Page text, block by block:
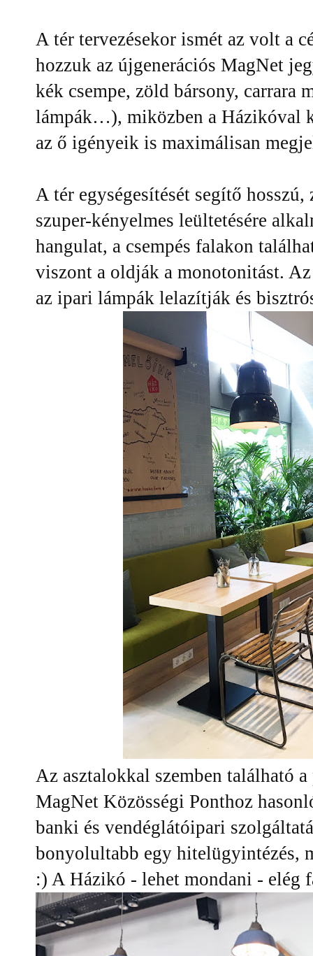
A tér tervezésekor ismét az volt a
hozzuk az újgenerációs MagNet
kék csempe, zöld bársony, carrara
lámpák…), miközben a Házikóval
az ő igényeik is maximálisan
A tér egységesítését segítő
szuper-kényelmes leültetésére
hangulat, a csempés falakon
viszont a oldják a monotonitást.
az ipari lámpák lelazítják és
Az asztalokkal szemben található
MagNet Közösségi Ponthoz
banki és vendéglátóipari
bonyolultabb egy hitelügyintézés,
:) A Házikó - lehet mondani - elég